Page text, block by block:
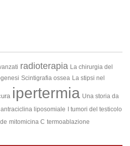
radioterapia La chirurgia del
Scintigrafia ossea La stipsi nel
ipertermia Una storia da
antraciclina liposomiale
I tumori del testicolo
mitomicina C termoablazione